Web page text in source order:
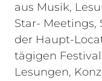
aus Musik,
Star- Meetings,
der Haupt-
tägigen
Lesungen,